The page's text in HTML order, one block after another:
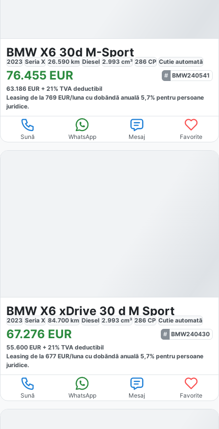
BMW X6 30d M-Sport
2023 Seria X 26.590 km Diesel 2.993 cm³ 286 CP Cutie automată
76.455 EUR
BMW240541
63.186 EUR + 21% TVA deductibil
Leasing de la 769 EUR/luna cu dobăndă anuală 5,7% pentru persoane
juridice.
Sună WhatsApp Mesaj Favorite
BMW X6 xDrive 30 d M Sport
2023 Seria X 84.700 km Diesel 2.993 cm³ 286 CP Cutie automată
67.276 EUR
BMW240430
55.600 EUR + 21% TVA deductibil
Leasing de la 677 EUR/luna cu dobăndă anuală 5,7% pentru persoane
juridice.
Sună WhatsApp Mesaj Favorite